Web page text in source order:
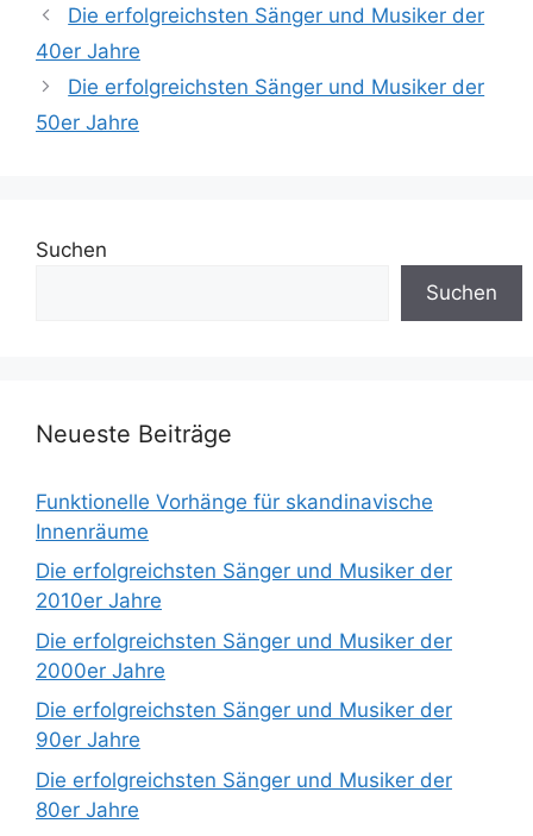
Die erfolgreichsten Sänger und Musiker der
40er Jahre
Die erfolgreichsten Sänger und Musiker der
50er Jahre
Suchen
Suchen
Neueste Beiträge
Funktionelle Vorhänge für skandinavische
Innenräume
Die erfolgreichsten Sänger und Musiker der
2010er Jahre
Die erfolgreichsten Sänger und Musiker der
2000er Jahre
Die erfolgreichsten Sänger und Musiker der
90er Jahre
Die erfolgreichsten Sänger und Musiker der
80er Jahre